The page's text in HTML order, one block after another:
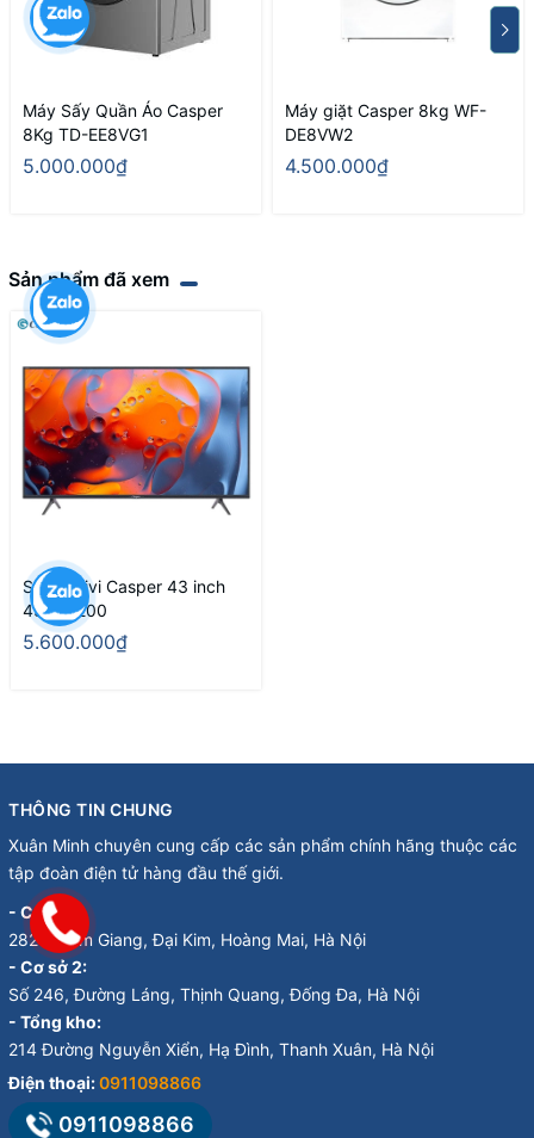
Máy Sấy Quần Áo Casper
8Kg TD-EE8VG1
5.000.000₫
Máy giặt Casper 8kg WF-
DE8VW2
4.500.000₫
Sản phẩm đã xem
Smart Tivi Casper 43 inch
43FG5200
5.600.000₫
THÔNG TIN CHUNG
Xuân Minh chuyên cung cấp các sản phẩm chính hãng thuộc các
tập đoàn điện tử hàng đầu thế giới.
- Cơ sở 1:
282 Đ. Kim Giang, Đại Kim, Hoàng Mai, Hà Nội
- Cơ sở 2:
Số 246, Đường Láng, Thịnh Quang, Đống Đa, Hà Nội
- Tổng kho:
214 Đường Nguyễn Xiển, Hạ Đình, Thanh Xuân, Hà Nội
Điện thoại:0911098866
0911098866